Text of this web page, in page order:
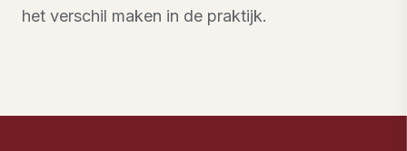
het verschil maken in de praktijk.